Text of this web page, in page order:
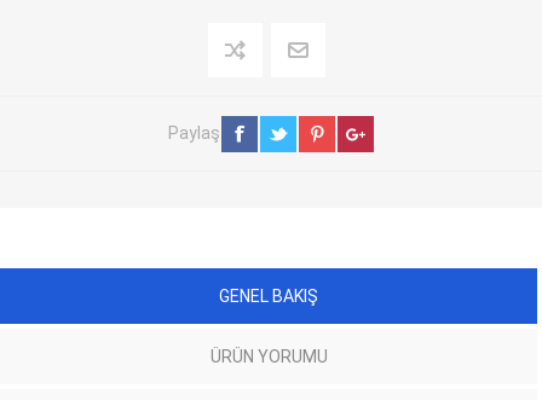
Paylaş
GENEL BAKIŞ
ÜRÜN YORUMU